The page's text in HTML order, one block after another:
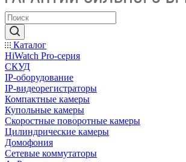
Каталог
HiWatch Pro-серия
CКУД
IP-оборудование
IP-видеорегистраторы
Компактные камеры
Купольные камеры
Скоростные поворотные камеры
Цилиндрические камеры
Домофония
Сетевые коммутаторы